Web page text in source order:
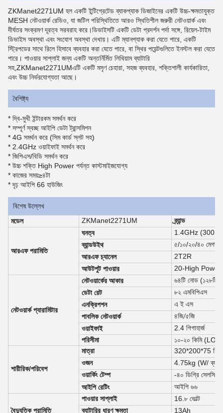
ZKManet2271UM হল একটি ইন্টিগ্রেটেড ব্যাকপ্যাক ডিজাইনের একটি উচ্চ-ক্ষমতাযুক্ত
MESH নেটওয়ার্ক রেডিও, যা জটিল পরিস্থিতিতে আরও স্থিতিশীল জরুরী নেটওয়ার্ক এবং
দীর্ঘতর সংক্রমণ দূরত্ব সরবরাহ করে।ডিভাইসটি একটি ডেটা প্রদর্শন পর্দা সঙ্গে, রিয়েল-টাইম
ডিভাইস অবস্থা এবং সংযোগ অবস্থা দেখায়। এটি ম্যানপ্যাক করা যেতে পারে, একটি
স্ট্রিপডের সাথে রিলে হিসাবে ব্যবহার করা যেতে পারে, বা স্থির পয়েন্টগুলিতে ইনস্টল করা যেতে
পারে। পাওয়ার সাপ্লাই জন্য একটি অন্তর্নির্মিত লিথিয়াম ব্যাটারি
সহ,ZKManet2271UMএটি একটি মসৃণ চেহারা, সহজ ব্যবহার, শক্তিশালী কার্যকারিতা,
এবং উচ্চ নির্ভরযোগ্যতা আছে।
বৈশিষ্ট্য
* দ্বি-মুখী ইন্টারকম সমর্থন করে
* সম্পূর্ণ স্বচ্ছ আইপি ডেটা ট্রান্সমিশন
* 4G সমর্থন করে (সিম কার্ড স্লট সহ)
* 2.4GHz ওয়াইফাই সমর্থন করে
* জিপিএস/বিডি সমর্থন করে
* উচ্চ শক্তি High Power পর্যন্ত কাস্টমাইজযোগ্য
* কাজের সময়≥৪টা
* দৃঢ় আইপি 66 হাউজিং
বিশেষ উল্লেখ
মডেল
ZKManet2271UM ব্র্যান্ড
আরএফ পরামিতি
ঘনত্ব
1.4GHz
ব্যান্ডউইথ
৫/১০/২০/৪০
আরএফ চ্যানেল
2T2R
আউটপুট পাওয়ার
20-High Power
নেটওয়ার্ক প্যারামিটার
নেটওয়ার্কের আকার
৬৪টি নোড (১২৮টি
ডেটা রেট
৮২ এমবিপিএস
এনক্রিপশন
এ ই এস
পাবলিক নেটওয়ার্ক
৪জি/৫জি
ওয়াইফাই
2.4 গিগাহার্জ
পরিসীমা
১০-২০ কিমি (LOS)
শারীরিক/পরিবেশ
মাত্রা
320*200*75 মিমি
ওজন
4.75kg (W/
ওয়ার্কিং টেম্প
-৪০ ডিগ্রি
আইপি রেটিং
আইপি ৬৬
বৈদ্যুতিক পরামিতি
পাওয়ার সাপ্লাই
16.৮ ভোল্ট
ব্যাটারির ধারণ ক্ষমতা
13Ah